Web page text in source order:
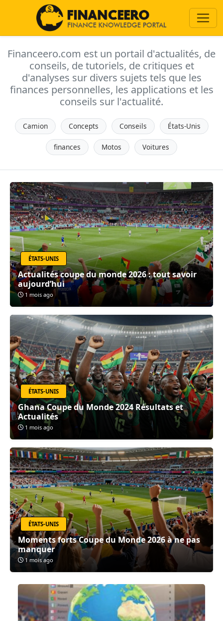
Financeero.com est un portail d'actualités, de
conseils, de tutoriels, de critiques et
d'analyses sur divers sujets tels que les
finances personnelles, les applications et les
conseils sur l'actualité.
Camion Concepts Conseils États-Unis
finances Motos Voitures
ÉTATS-UNIS
Actualités coupe du monde 2026 : tout savoir
aujourd’hui
1 mois ago
ÉTATS-UNIS
Ghana Coupe du Monde 2024 Résultats et
Actualités
1 mois ago
ÉTATS-UNIS
Moments forts Coupe du Monde 2026 à ne pas
manquer
1 mois ago